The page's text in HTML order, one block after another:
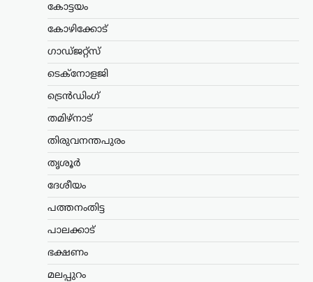
കോട്ടയം
കോഴിക്കോട്
ഗാഡ്ജറ്റ്സ്
ടെക്നോളജി
ട്രെൻഡിംഗ്
തമിഴ്നാട്
തിരുവനന്തപുരം
തൃശൂർ
ദേശീയം
പത്തനംതിട്ട
പാലക്കാട്
ഭക്ഷണം
മലപ്പുറം
നിർണായക ബില്ലിന്
യുഎസ് സെനറ്റ്
അംഗീകാരം
റഷ്യയിൽ നിന്ന് എണ്ണയും
സാമ്പത്തിക നടപടികൾക്ക്
വഴിയൊരുക്കുന്ന ബില്ലിന് യുഎസ്
സെനറ്റ് അംഗീകാരം നൽകി. ഇന്ത്യ,
ട്രെൻഡിംഗ്
പിൻവലിക്കണം;
കേന്ദ്രത്തിനെതിരെ